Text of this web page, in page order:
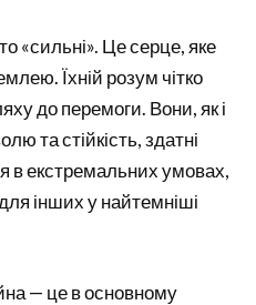
«сильні». Це серце, яке
Їхній розум чітко
до перемоги. Вони, як і
та стійкість, здатні
в екстремальних умовах,
інших у найтемніші
— це в основному